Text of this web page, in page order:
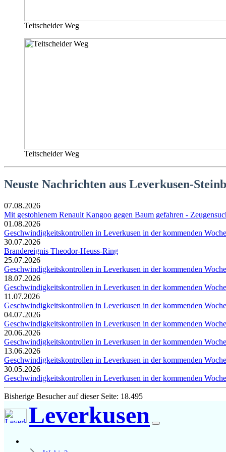
Teitscheider Weg
Teitscheider Weg
Neuste Nachrichten aus Leverkusen-
07.08.2026
Mit gestohlenem Renault Kangoo gegen Baum gefahren -
01.08.2026
Geschwindigkeitskontrollen in Leverkusen in der kommenden Woche
30.07.2026
Brandereignis Theodor-Heuss-Ring
25.07.2026
Geschwindigkeitskontrollen in Leverkusen in der kommenden Woche
18.07.2026
Geschwindigkeitskontrollen in Leverkusen in der kommenden Woche
11.07.2026
Geschwindigkeitskontrollen in Leverkusen in der kommenden Woche
04.07.2026
Geschwindigkeitskontrollen in Leverkusen in der kommenden Woche
20.06.2026
Geschwindigkeitskontrollen in Leverkusen in der kommenden Woche
13.06.2026
Geschwindigkeitskontrollen in Leverkusen in der kommenden Woche
30.05.2026
Geschwindigkeitskontrollen in Leverkusen in der kommenden Woche
Bisherige Besucher auf dieser Seite: 18.495
Leverkusen